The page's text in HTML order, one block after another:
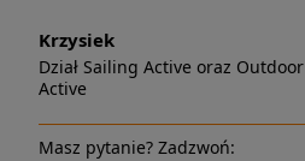
Krzysiek
Dział Sailing Active oraz Outdoor
Active
Masz pytanie? Zadzwoń: